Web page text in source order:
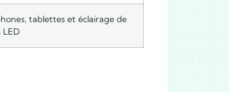
tablettes et éclairage de
LED